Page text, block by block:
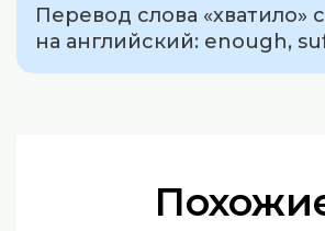
Перевод слова «хватило»
на английский: enough,